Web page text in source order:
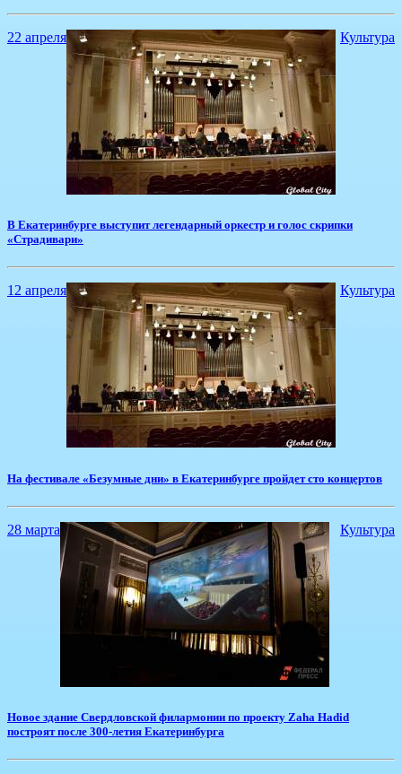
22 апреля Культура
В Екатеринбурге выступит легендарный оркестр и голос скрипки
«Страдивари»
12 апреля Культура
На фестивале «Безумные дни» в Екатеринбурге пройдет сто концертов
28 марта Культура
​Новое здание Свердловской филармонии по проекту Zaha Hadid
построят после 300-летия Екатеринбурга